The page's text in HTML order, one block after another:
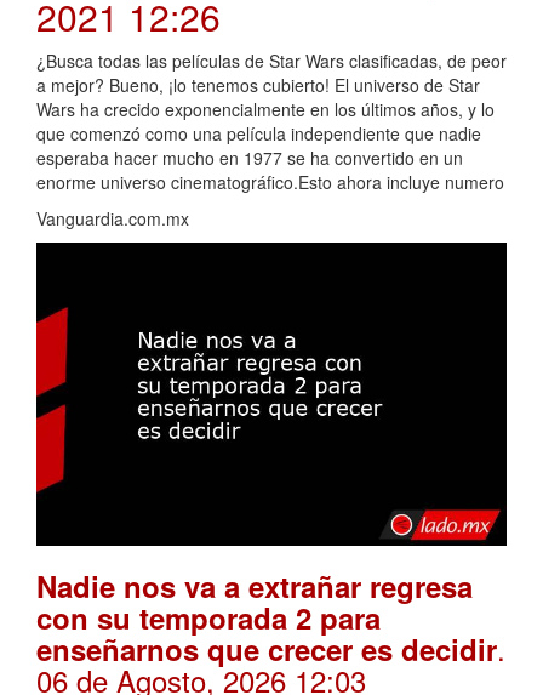
2021 12:26
¿Busca todas las películas de Star Wars clasificadas, de peor
a mejor? Bueno, ¡lo tenemos cubierto! El universo de Star
Wars ha crecido exponencialmente en los últimos años, y lo
que comenzó como una película independiente que nadie
esperaba hacer mucho en 1977 se ha convertido en un
enorme universo cinematográfico.Esto ahora incluye numero
Vanguardia.com.mx
Nadie nos va a extrañar regresa
con su temporada 2 para
enseñarnos que crecer es decidir.
06 de Agosto, 2026 12:03